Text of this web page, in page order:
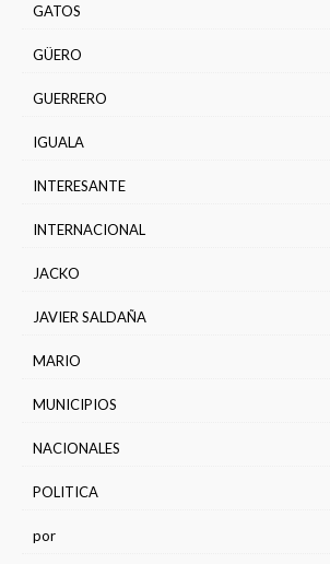
GATOS
GÜERO
GUERRERO
IGUALA
INTERESANTE
INTERNACIONAL
JACKO
JAVIER SALDAÑA
MARIO
MUNICIPIOS
NACIONALES
POLITICA
por